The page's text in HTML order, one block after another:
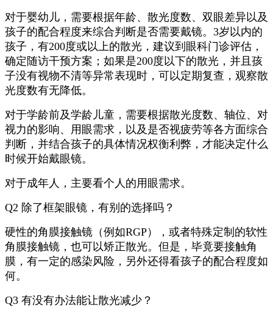
对于婴幼儿，需要根据年龄、散光度数、双眼差异以及
孩子的配合程度来综合判断是否需要戴镜。3岁以内的
孩子，有200度或以上的散光，建议到眼科门诊评估，
确定随访干预方案；如果是200度以下的散光，并且孩
子没有视物不清等异常表现时，可以定期复查，观察散
光度数有无降低。
对于学龄前及学龄儿童，需要根据散光度数、轴位、对
视力的影响、用眼需求，以及是否视疲劳等各方面综合
判断，并结合孩子的具体情况权衡利弊，才能决定什么
时候开始戴眼镜。
对于成年人，主要看个人的用眼需求。
Q2 除了框架眼镜，有别的选择吗？
硬性的角膜接触镜（例如RGP），或者特殊定制的软性
角膜接触镜，也可以矫正散光。但是，毕竟要接触角
膜，有一定的感染风险，另外还得看孩子的配合程度如
何。
Q3 有没有办法能让散光减少？